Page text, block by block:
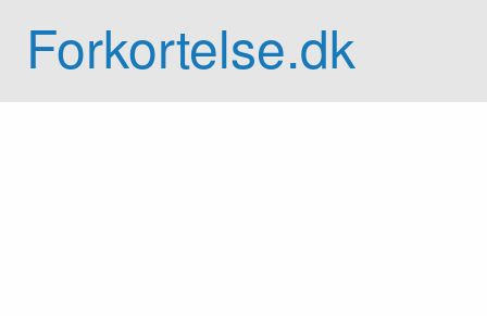
Forkortelse.dk